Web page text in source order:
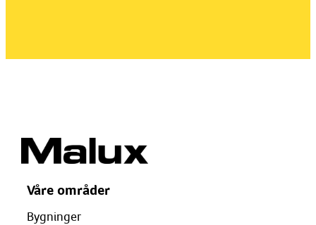
Våre områder
Bygninger